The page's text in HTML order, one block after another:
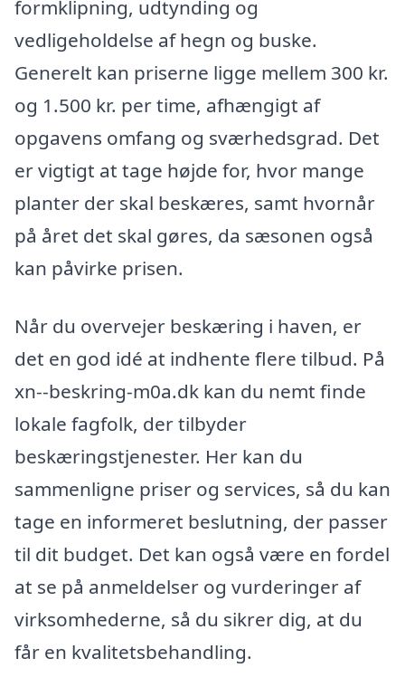
formklipning, udtynding og
vedligeholdelse af hegn og buske.
Generelt kan priserne ligge mellem 300 kr.
og 1.500 kr. per time, afhængigt af
opgavens omfang og sværhedsgrad. Det
er vigtigt at tage højde for, hvor mange
planter der skal beskæres, samt hvornår
på året det skal gøres, da sæsonen også
kan påvirke prisen.
Når du overvejer beskæring i haven, er
det en god idé at indhente flere tilbud. På
xn--beskring-m0a.dk kan du nemt finde
lokale fagfolk, der tilbyder
beskæringstjenester. Her kan du
sammenligne priser og services, så du kan
tage en informeret beslutning, der passer
til dit budget. Det kan også være en fordel
at se på anmeldelser og vurderinger af
virksomhederne, så du sikrer dig, at du
får en kvalitetsbehandling.